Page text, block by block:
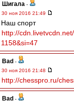
Шигала -
30 ноя 2016 21:49
Наш спорт
http://
1158&si=47
Bad -
30 ноя 2016 21:48
http://chesspro.ru/
Bad -